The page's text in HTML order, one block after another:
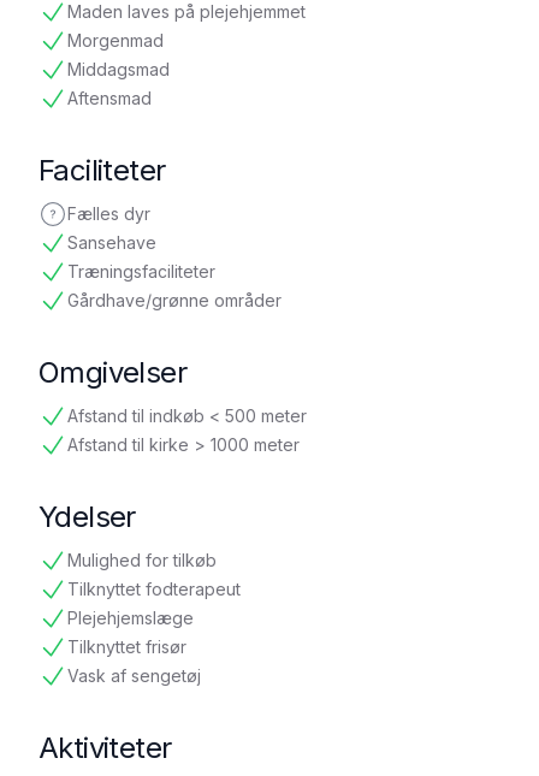
Maden laves på plejehjemmet
tilgængelig
Morgenmad
tilgængelig
Middagsmad
tilgængelig
Aftensmad
tilgængelig
Faciliteter
Fælles dyr
ikke oplyst
Sansehave
tilgængelig
Træningsfaciliteter
tilgængelig
Gårdhave/grønne områder
tilgængelig
Omgivelser
Afstand til indkøb < 500 meter
tilgængelig
Afstand til kirke > 1000 meter
tilgængelig
Ydelser
Mulighed for tilkøb
tilgængelig
Tilknyttet fodterapeut
tilgængelig
Plejehjemslæge
tilgængelig
Tilknyttet frisør
tilgængelig
Vask af sengetøj
tilgængelig
Aktiviteter